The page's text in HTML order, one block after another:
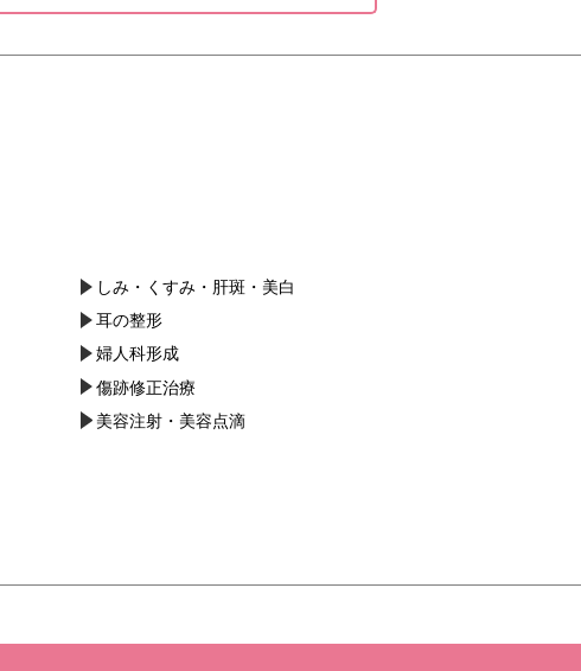
しみ・くすみ・肝斑・美白
耳の整形
婦人科形成
傷跡修正治療
美容注射・美容点滴